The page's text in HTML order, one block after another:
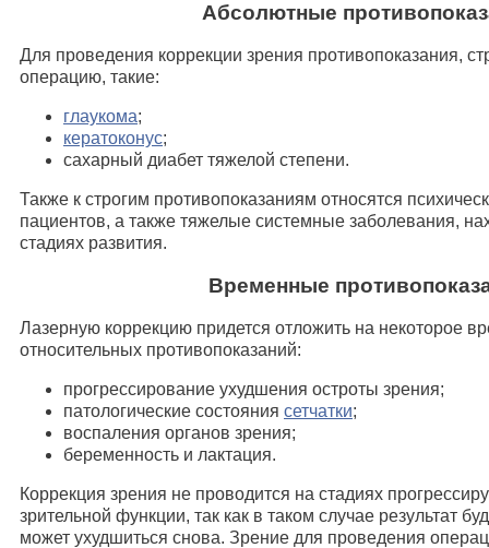
Абсолютные
Для проведения коррекции зрения противопоказания,
операцию, такие:
глаукома;
кератоконус;
сахарный диабет тяжелой степени.
Также к строгим противопоказаниям относятся
пациентов, а также тяжелые системные заболевания,
стадиях развития.
Временные
Лазерную коррекцию придется отложить на некоторое
относительных противопоказаний:
прогрессирование ухудшения остроты зрения;
патологические состояния сетчатки;
воспаления органов зрения;
беременность и лактация.
Коррекция зрения не проводится на стадиях
зрительной функции, так как в таком случае результат
может ухудшиться снова. Зрение для проведения